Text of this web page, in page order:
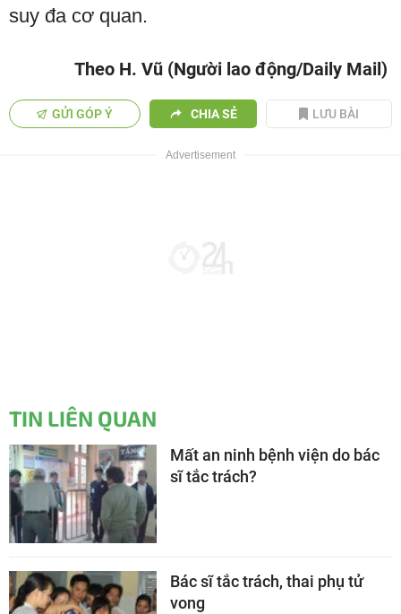
suy đa cơ quan.
Theo H. Vũ (Người lao động/Daily Mail)
GỬI GÓP Ý CHIA SẺ LƯU BÀI
TIN LIÊN QUAN
Mất an ninh bệnh viện do bác
sĩ tắc trách?
Bác sĩ tắc trách, thai phụ tử
vong